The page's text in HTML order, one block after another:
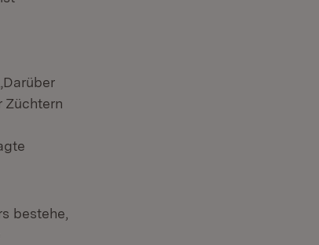
Züchtern
bestehe,